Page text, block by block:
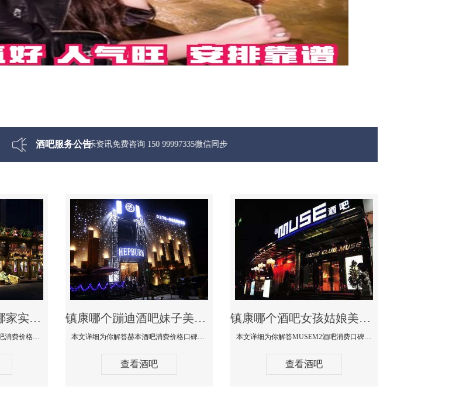
酒吧服务公告
最新酒吧娱乐资讯免费咨询 150 99997335微信同步
镇康酒吧散台消费哪家实惠-MIX繁花酒吧消费价格真实点评
本文详细为你解答MIX繁花酒吧消费价格真实点评，更多关于酒吧散台消费哪家实惠咨询免费咨询150 99997335微信同步
镇康哪个蹦迪酒吧妹子美女多环境好-赫本酒吧消费价格口碑点评
本文详细为你解答赫本酒吧消费价格口碑点评，更多关于哪个蹦迪酒吧妹子美女多环境好咨询150 99997335微信同步！
查看酒吧
镇康哪个酒吧女孩姑娘美女多-MUSEM2酒吧消费口碑点评
本文详细为你解答MUSEM2酒吧消费口碑点评，更多关于哪个酒吧女孩姑娘美女多免费咨询150 99997335微信同步！
查看酒吧